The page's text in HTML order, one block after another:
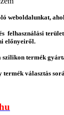
weboldalunkat,
előnyeiről.
szilikon termék
választás